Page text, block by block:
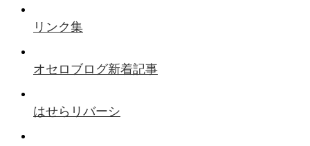
リンク集
オセロブログ新着記事
はせらリバーシ